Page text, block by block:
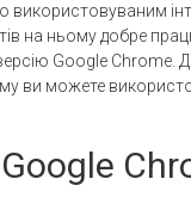
використовуваним
на ньому добре
Google Chrome.
ви можете